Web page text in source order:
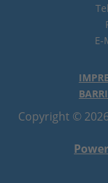
Copyright ©
E-